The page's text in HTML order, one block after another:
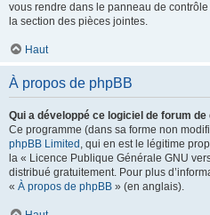
vous rendre dans le panneau de
la section des pièces jointes.
Haut
À propos de phpBB
Qui a développé ce logiciel de forum
Ce programme (dans sa forme non
phpBB Limited , qui en est le légitime
la « Licence Publique Générale GNU
distribué gratuitement. Pour plus
« À propos de phpBB » (en anglais).